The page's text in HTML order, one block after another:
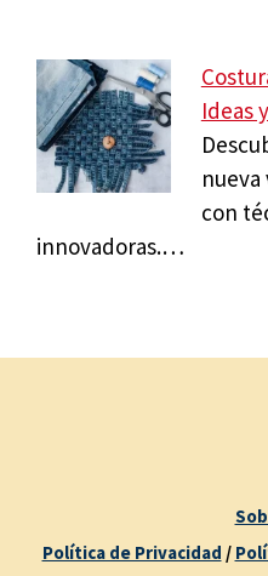
Ideas
nueva
con
innovadoras.…
Política de Privacidad /